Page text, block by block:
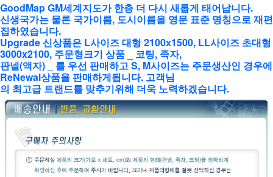
GoodMap GM세계지도가 한층 더 다시 새롭게 태어납니다.
신생국가는 물론 국가이름, 도시이름을 영문 표준 명칭으로 재편
집하였습니다.
Upgrade 신상품은 L사이즈 대형 2100x1500, LL사이즈 초대형
3000x2100, 주문형크기 상품 _ 코팅, 족자,
판넬(액자) _ 를 우선 판매하고 S, M사이즈는 주문생산인 경우에
ReNewal상품을 판매하게됩니다. 고객님
의 최고급 트랜드를 맞추기위해 더욱 노력하겠습니다.